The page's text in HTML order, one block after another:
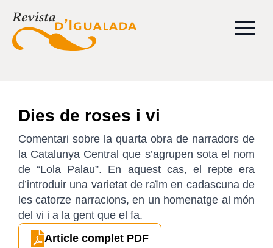
Dies de roses i vi
Comentari sobre la quarta obra de narradors de
la Catalunya Central que s’agrupen sota el nom
de “Lola Palau”. En aquest cas, el repte era
d’introduir una varietat de raïm en cadascuna de
les catorze narracions, en un homenatge al món
del vi i a la gent que el fa.
Article complet PDF